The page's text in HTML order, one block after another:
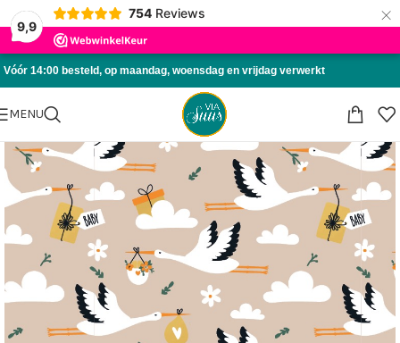
9,9
754 Reviews ×
Skip to navigation
Skip to main content
Vóór 14:00 besteld, op maandag, woensdag en vrijdag verwerkt
MENU